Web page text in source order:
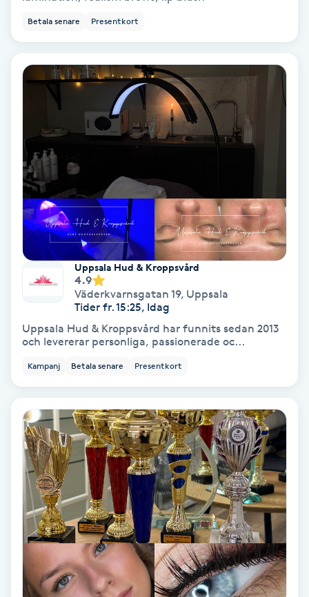
Reiki
Reikihealing
Restorative Yoga
Rosacea
Rosenmetoden
Ryggmassage
Samtalsterapi
Senioryoga
Shiatsu
Singelfransar
Sjukgymnastik
Skalpmassage
Skinbooster
Betala senare Presentkort
Uppsala Hud & Kroppsvård
4.9
Väderkvarnsgatan 19, Uppsala
Tider fr. 15:25, Idag
Uppsala Hud & Kroppsvård har funnits sedan 2013
och levererar personliga, passionerade oc...
Kampanj Betala senare Presentkort